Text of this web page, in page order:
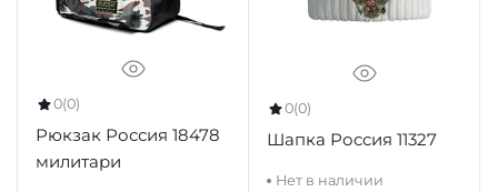
0(0)
Рюкзак Россия 18478
милитари
0(0)
Шапка Россия 11327
Нет в наличии